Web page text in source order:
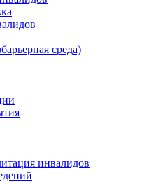
среда)
инвалидов